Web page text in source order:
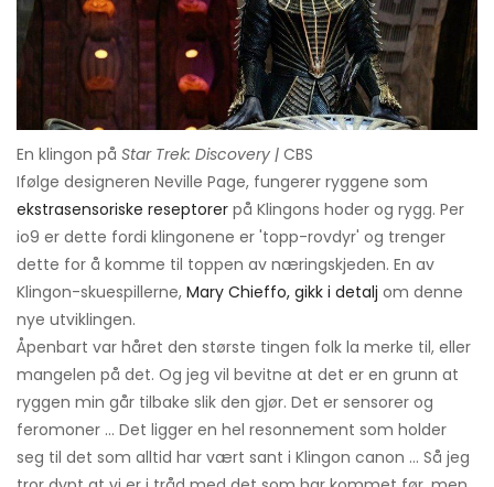
En klingon på Star Trek: Discovery | CBS
Ifølge designeren Neville Page, fungerer ryggene som
ekstrasensoriske reseptorer på Klingons hoder og rygg. Per
io9 er dette fordi klingonene er 'topp-rovdyr' og trenger
dette for å komme til toppen av næringskjeden. En av
Klingon-skuespillerne, Mary Chieffo, gikk i detalj om denne
nye utviklingen.
Åpenbart var håret den største tingen folk la merke til, eller
mangelen på det. Og jeg vil bevitne at det er en grunn at
ryggen min går tilbake slik den gjør. Det er sensorer og
feromoner ... Det ligger en hel resonnement som holder
seg til det som alltid har vært sant i Klingon canon ... Så jeg